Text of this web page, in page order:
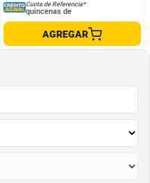
Cuota de Referencia*
quincenas de
AGREGAR